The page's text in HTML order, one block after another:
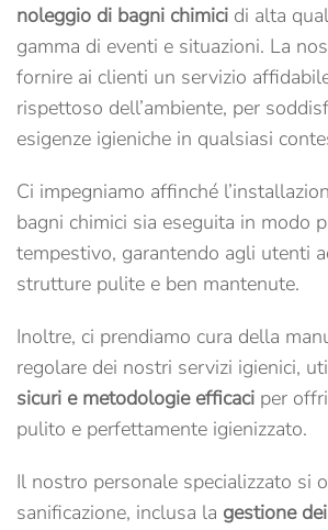
noleggio di bagni chimici di alta
gamma di eventi e situazioni. La
fornire ai clienti un servizio
rispettoso dell’ambiente, per
esigenze igieniche in qualsiasi
Ci impegniamo affinché
bagni chimici sia eseguita in modo
tempestivo, garantendo agli utenti
strutture pulite e ben mantenute.
Inoltre, ci prendiamo cura della
regolare dei nostri servizi igienici,
sicuri e metodologie efficaci per
pulito e perfettamente igienizzato.
Il nostro personale specializzato si
sanificazione, inclusa la gestione